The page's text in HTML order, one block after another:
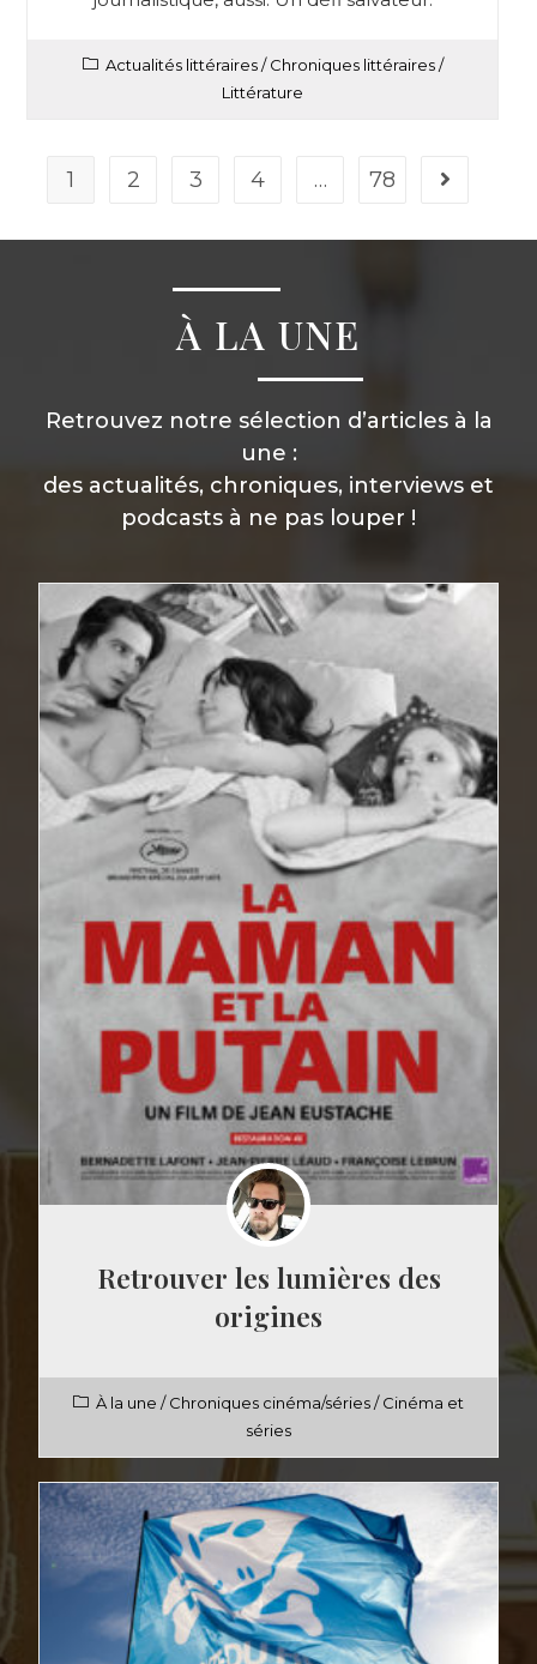
Actualités littéraires/Chroniques littéraires/
Littérature
1 2 3 4 … 78
À LA UNE
Retrouvez notre sélection d’articles à la
une :
des actualités, chroniques, interviews et
podcasts à ne pas louper !
Retrouver les lumières des
origines
À la une /Chroniques cinéma/séries/Cinéma et
séries